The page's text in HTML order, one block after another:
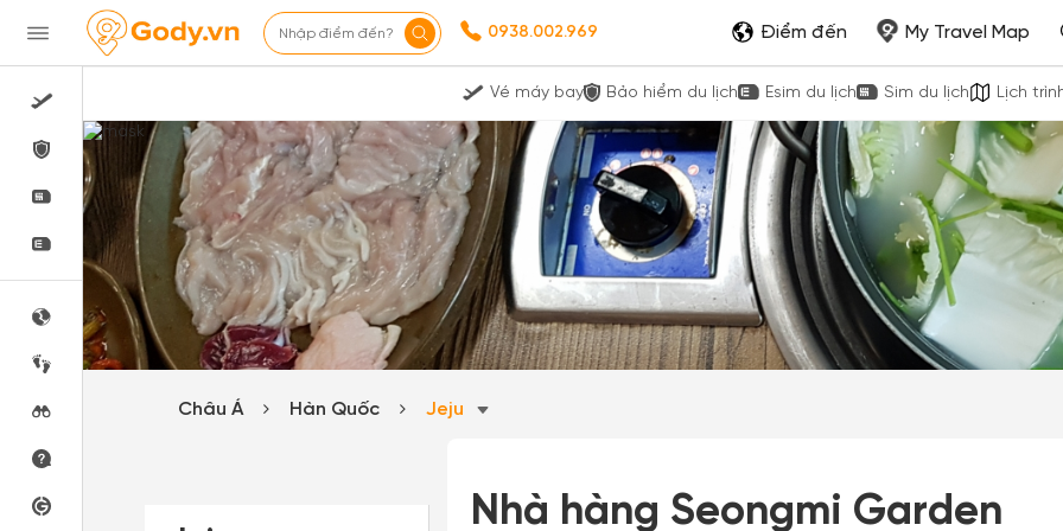
Nhập điểm đến? 0938.002.969 Điểm đến My Travel Map
Vé máy bay Bảo hiểm du lịch Esim du lịch Sim du lịch Lịch
Châu Á Hàn Quốc Jeju
Nhà hàng Seongmi Garden